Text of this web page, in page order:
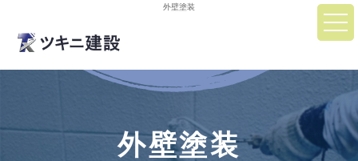
外壁塗装
外壁塗装